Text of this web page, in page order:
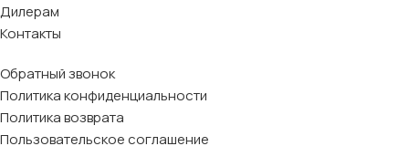
Дилерам
Контакты
Обратный звонок
Политика конфиденциальности
Политика возврата
Пользовательское соглашение